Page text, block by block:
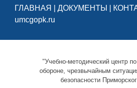
ГЛАВНАЯ ДОКУМЕНТЫ
umcgopk.ru
"Учебно-методический центр
обороне, чрезвычайным
безопасности